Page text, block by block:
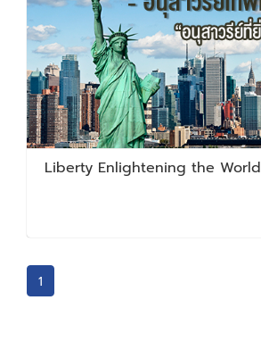
Liberty Enlightening the World
1